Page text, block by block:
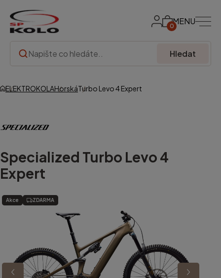
0MENU
Hledat
ELEKTROKOLAHorskáTurbo Levo 4 Expert
Specialized Turbo Levo 4
Expert
Akce ZDARMA